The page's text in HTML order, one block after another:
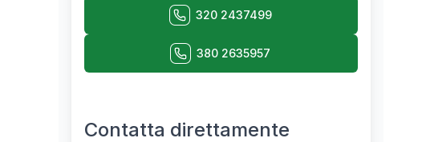
320 2437499
380 2635957
Contatta direttamente